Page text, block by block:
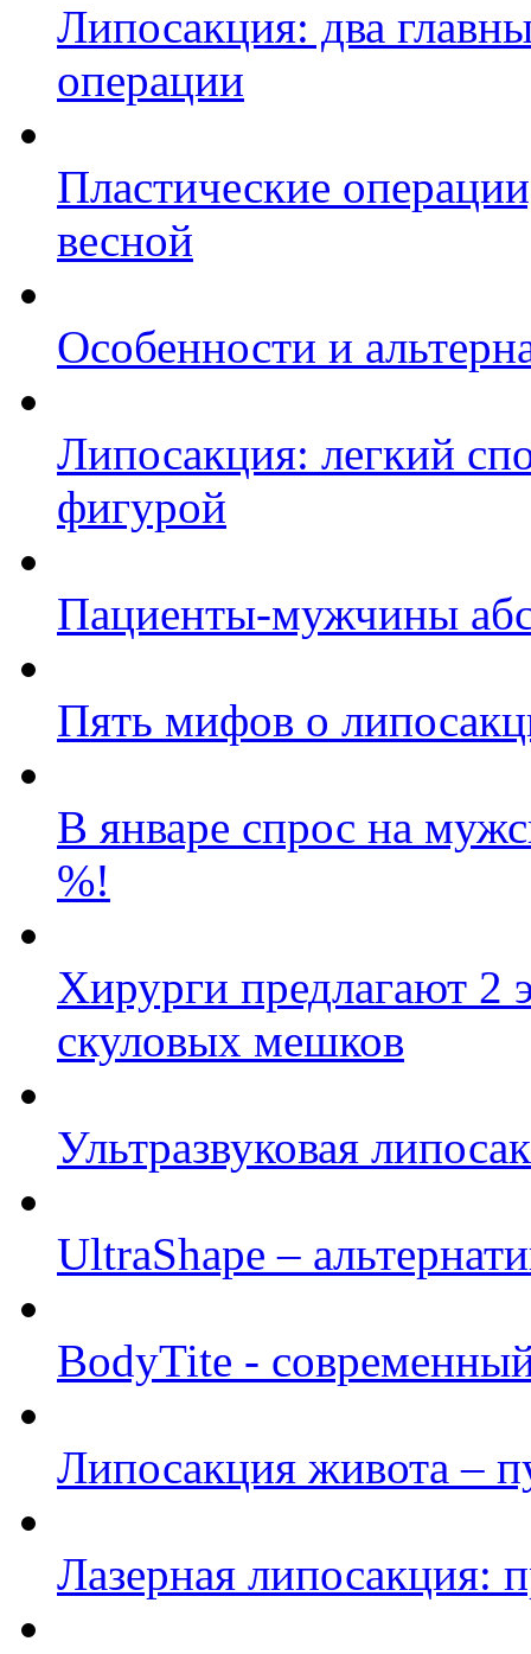
Липосакция: два
операции
Пластические
весной
Особенности и
Липосакция: легкий
фигурой
Пациенты-мужчины
Пять мифов о
В январе спрос на
%!
Хирурги предлагают 2
скуловых мешков
Ультразвуковая
UltraShape –
BodyTite -
Липосакция живота –
Лазерная липосакция: